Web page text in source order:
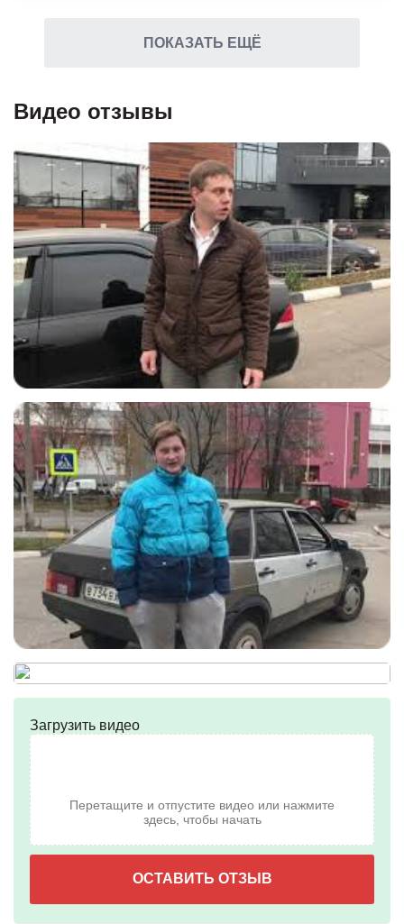
ПОКАЗАТЬ ЕЩЁ
Видео отзывы
Загрузить видео
Перетащите и отпустите видео или нажмите
здесь, чтобы начать